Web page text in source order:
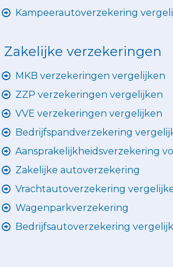
Kampeerautoverzekering
Zakelijke verzekeringen
MKB verzekeringen vergelijken
ZZP verzekeringen vergelijken
VVE verzekeringen vergelijken
Bedrijfspandverzekering
Aansprakelijkheidsverzekering
Zakelijke autoverzekering
Vrachtautoverzekering
Wagenparkverzekering
Bedrijfsautoverzekering